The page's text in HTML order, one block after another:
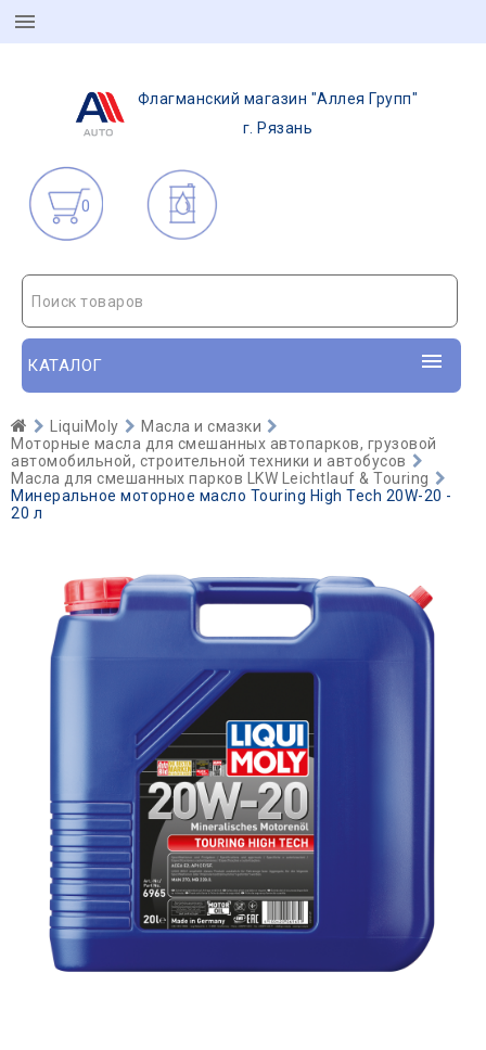
Флагманский магазин "Аллея Групп"
г. Рязань
0
Поиск товаров
КАТАЛОГ
LiquiMoly
Масла и смазки
Моторные масла для смешанных автопарков, грузовой
автомобильной, строительной техники и автобусов
Масла для смешанных парков LKW Leichtlauf & Touring
Минеральное моторное масло Touring High Tech 20W-20 -
20 л